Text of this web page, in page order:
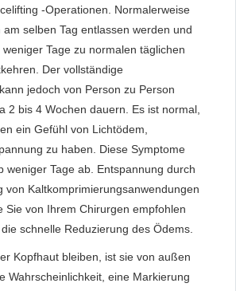
-Operationen. Normalerweise
am selben Tag entlassen werden und
Tage zu normalen täglichen
Der vollständige
jedoch von Person zu Person
2 bis 4 Wochen dauern. Es ist normal,
ein Gefühl von Lichtödem,
zu haben. Diese Symptome
weniger Tage ab. Entspannung durch
von Kaltkomprimierungsanwendungen
Sie von Ihrem Chirurgen empfohlen
schnelle Reduzierung des Ödems.
Kopfhaut bleiben, ist sie von außen
Wahrscheinlichkeit, eine Markierung